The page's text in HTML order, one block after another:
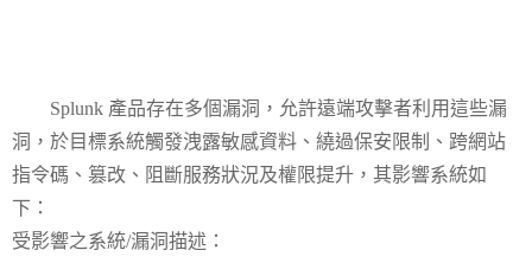
Splunk 產品存在多個漏洞，允許遠端攻擊者利用這些漏
洞，於目標系統觸發洩露敏感資料、繞過保安限制、跨網站
指令碼、篡改、阻斷服務狀況及權限提升，其影響系統如
下：
受影響之系統/漏洞描述：